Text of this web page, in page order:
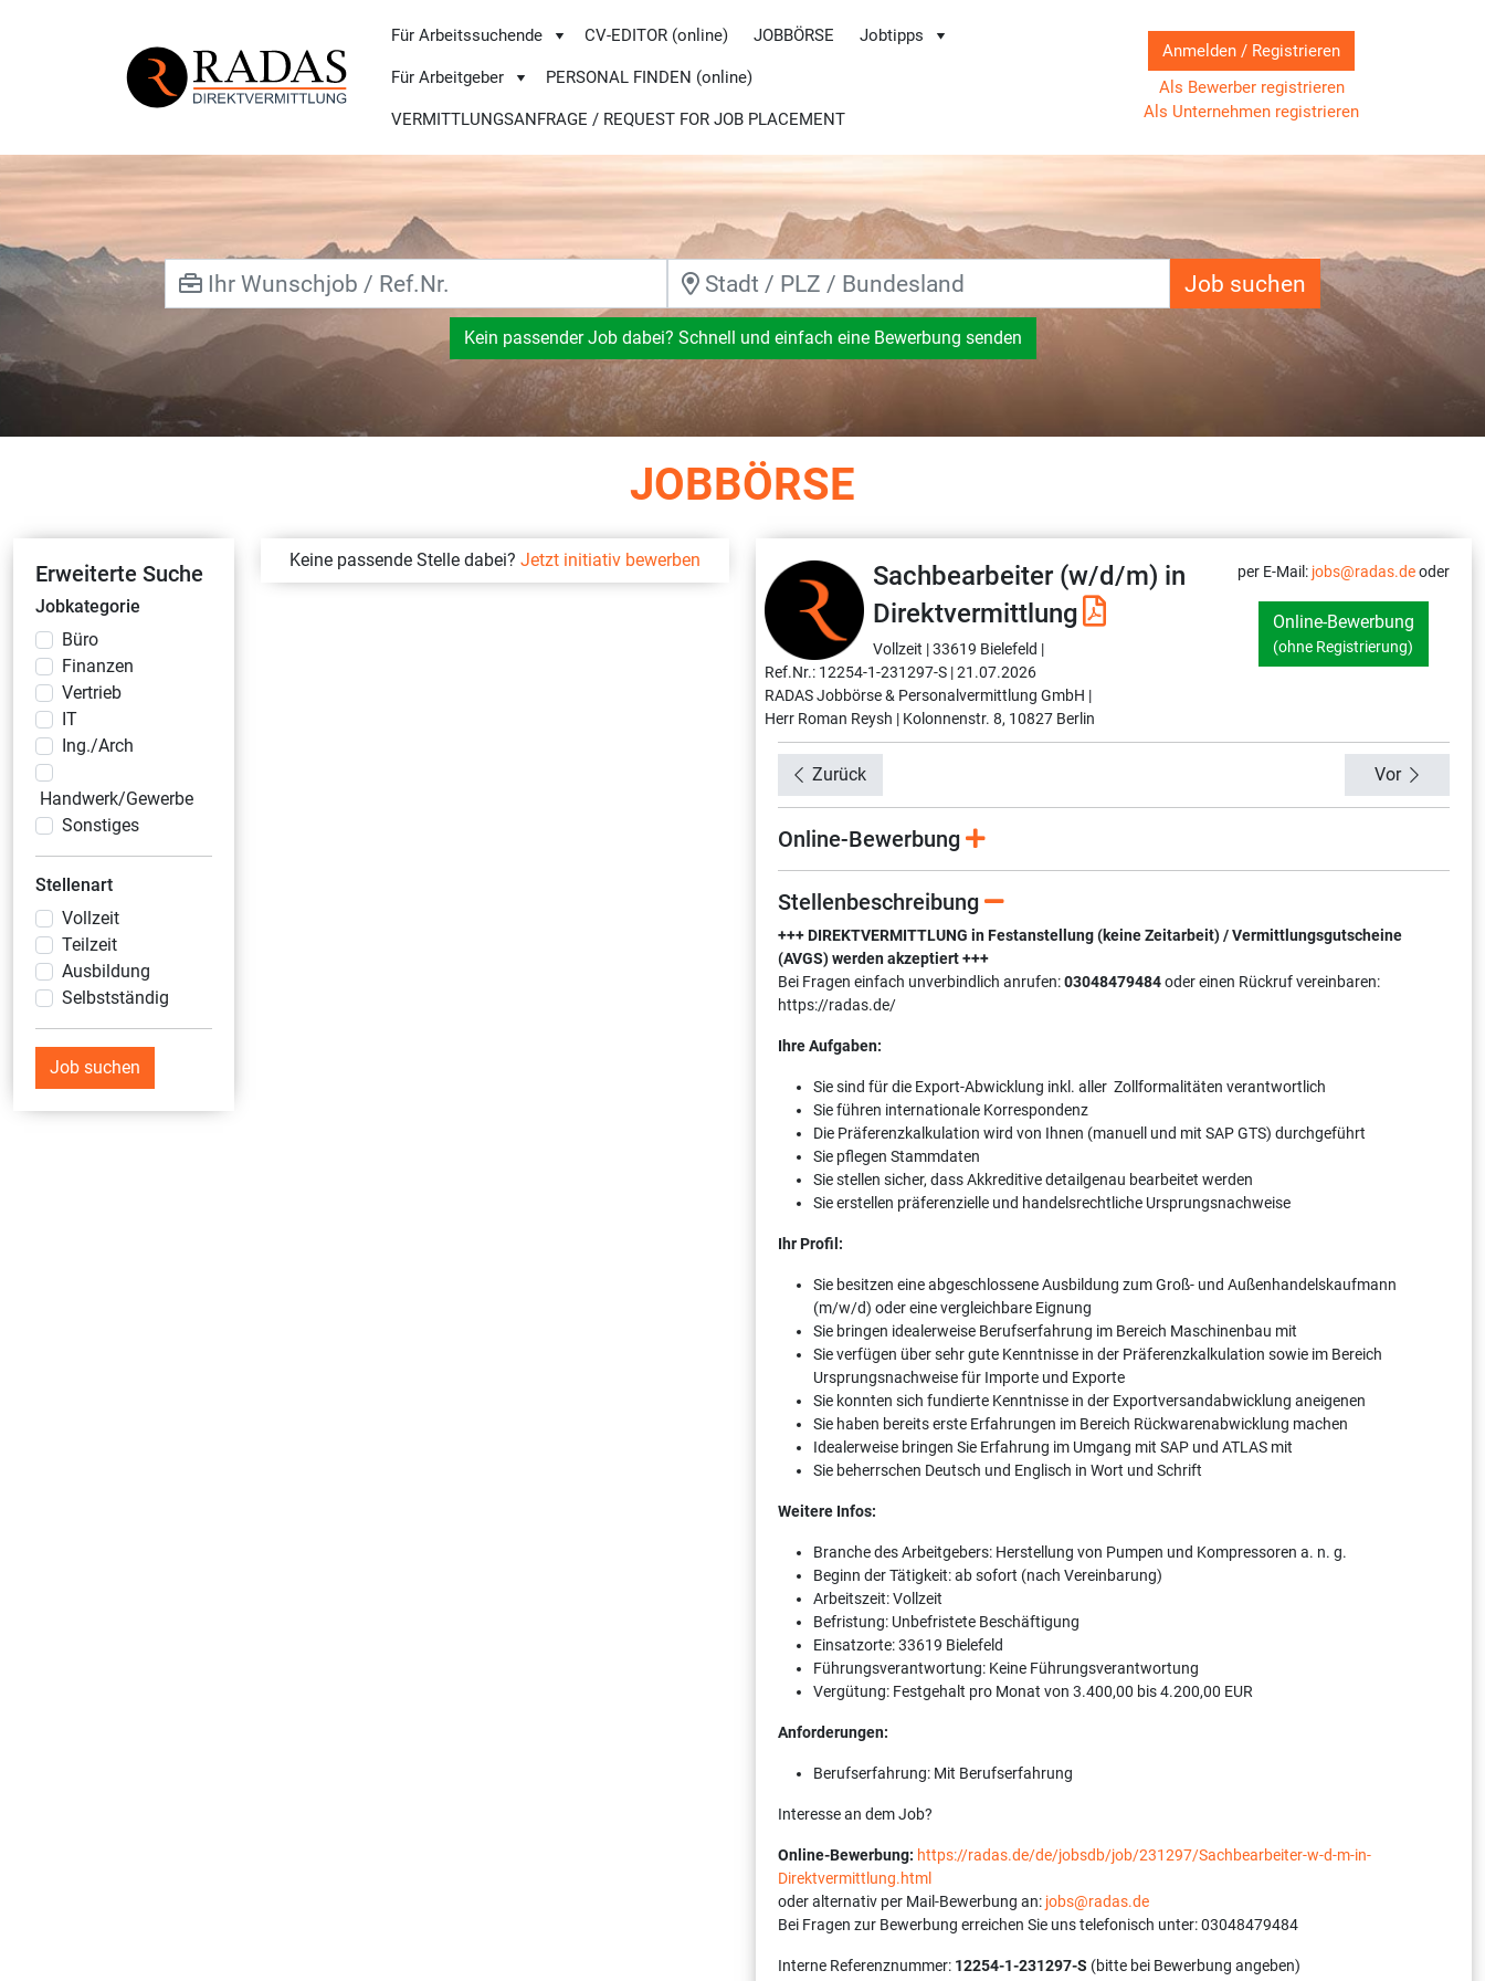
Für Arbeitssuchende CV-EDITOR (online) JOBBÖRSE Jobtipps
Für Arbeitgeber PERSONAL FINDEN (online)
VERMITTLUNGSANFRAGE / REQUEST FOR JOB PLACEMENT
Anmelden / Registrieren
Als Bewerber registrieren
Als Unternehmen registrieren
Job suchen
Kein passender Job dabei? Schnell und einfach eine Bewerbung senden
JOBBÖRSE
Erweiterte Suche
Jobkategorie
Büro
Finanzen
Vertrieb
IT
Ing./Arch
Handwerk/Gewerbe
Sonstiges
Stellenart
Vollzeit
Teilzeit
Ausbildung
Selbstständig
Job suchen
Keine passende Stelle dabei? Jetzt initiativ bewerben
Sachbearbeiter (w/d/m) in
Direktvermittlung
Vollzeit |33619 Bielefeld |
Ref.Nr.: 12254-1-231297-S |21.07.2026
RADAS Jobbörse & Personalvermittlung GmbH |
Herr Roman Reysh | Kolonnenstr. 8, 10827 Berlin
per E-Mail: jobs@radas.deoder
Online-Bewerbung
(ohne Registrierung)
Zurück Vor
Online-Bewerbung
Stellenbeschreibung
+++ DIREKTVERMITTLUNG in Festanstellung (keine Zeitarbeit) / Vermittlungsgutscheine
(AVGS) werden akzeptiert +++
Bei Fragen einfach unverbindlich anrufen:03048479484oder einen Rückruf vereinbaren:
https://radas.de/
Ihre Aufgaben:
Sie sind für die Export-Abwicklung inkl. aller Zollformalitäten verantwortlich
Sie führen internationale Korrespondenz
Die Präferenzkalkulation wird von Ihnen (manuell und mit SAP GTS) durchgeführt
Sie pflegen Stammdaten
Sie stellen sicher, dass Akkreditive detailgenau bearbeitet werden
Sie erstellen präferenzielle und handelsrechtliche Ursprungsnachweise
Ihr Profil:
Sie besitzen eine abgeschlossene Ausbildung zum Groß- und Außenhandelskaufmann
(m/w/d) oder eine vergleichbare Eignung
Sie bringen idealerweise Berufserfahrung im Bereich Maschinenbau mit
Sie verfügen über sehr gute Kenntnisse in der Präferenzkalkulation sowie im Bereich
Ursprungsnachweise für Importe und Exporte
Sie konnten sich fundierte Kenntnisse in der Exportversandabwicklung aneigenen
Sie haben bereits erste Erfahrungen im Bereich Rückwarenabwicklung machen
Idealerweise bringen Sie Erfahrung im Umgang mit SAP und ATLAS mit
Sie beherrschen Deutsch und Englisch in Wort und Schrift
Weitere Infos:
Branche des Arbeitgebers: Herstellung von Pumpen und Kompressoren a. n. g.
Beginn der Tätigkeit: ab sofort (nach Vereinbarung)
Arbeitszeit: Vollzeit
Befristung: Unbefristete Beschäftigung
Einsatzorte: 33619 Bielefeld
Führungsverantwortung: Keine Führungsverantwortung
Vergütung: Festgehalt pro Monat von 3.400,00 bis 4.200,00 EUR
Anforderungen:
Berufserfahrung: Mit Berufserfahrung
Interesse an dem Job?
Online-Bewerbung: https://radas.de/de/jobsdb/job/231297/Sachbearbeiter-w-d-m-in-
Direktvermittlung.html
oder alternativ per Mail-Bewerbung an: jobs@radas.de
Bei Fragen zur Bewerbung erreichen Sie uns telefonisch unter: 03048479484
Interne Referenznummer: 12254-1-231297-S (bitte bei Bewerbung angeben)